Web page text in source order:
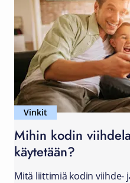
Vinkit
Mihin kodin
käytetään?
Mitä liittimiä kodin viihde-